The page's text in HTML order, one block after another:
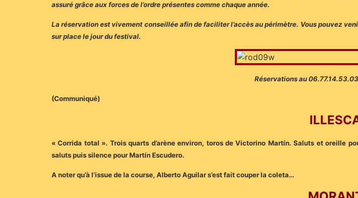
assuré grâce aux forces de l’ordre présentes comme chaque année.
La réservation est vivement conseillée afin de faciliter l’accès au périmètre. Vous pouvez
sur place le jour du festival.
Réservations au
(Communiqué)
« Corrida total ». Trois quarts d’arène environ, toros de Victorino Martín. Saluts et oreille
saluts puis silence pour Martín Escudero.
A noter qu’à l’issue de la course, Alberto Aguilar s’est fait couper la coleta…